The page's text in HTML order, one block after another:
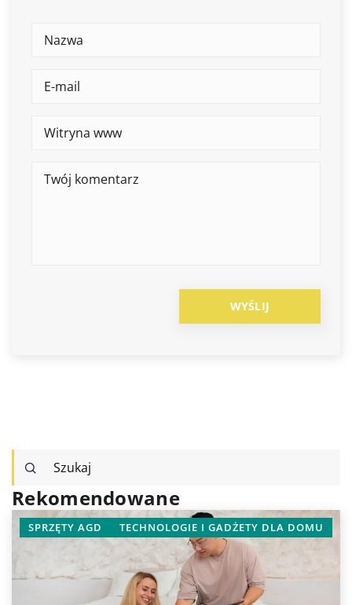
Rekomendowane
AGD TECHNOLOGIE I GADŻETY DLA DOMU